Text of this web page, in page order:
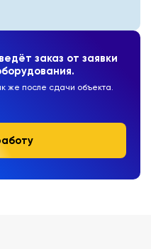
заказ от заявки
же после сдачи объекта.